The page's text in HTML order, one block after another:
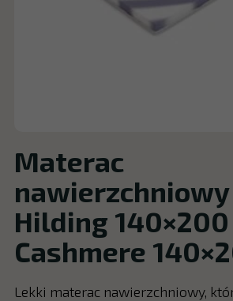
Materac
nawierzchniowy
Hilding 140×200
Cashmere
Lekki materac nawierzchniowy,